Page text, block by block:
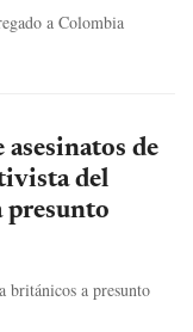
a Colombia
de
del
presunto
británicos a presunto